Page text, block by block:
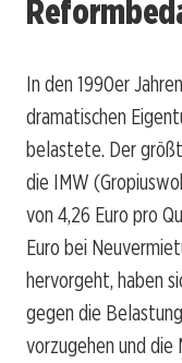
In den 1990er
dramatischen
belastete. Der
die IMW
von 4,26 Euro pro
Euro bei
hervorgeht, haben
gegen die
vorzugehen und die